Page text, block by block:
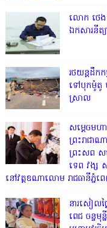
លោក ថេង
ឯកសារនីត្
រថយន្តដឹក
ទៅបុកម៉ូតូ
ស្រាល
សម្តេចមហ
ព្រះរាជាណ
ព្រះសព សម្
ទេព វង្ស
នៅវត្តឧណាលោម រាជធានីភ្នំព
នារសៀលថ្
ពេជ ចន្ទ